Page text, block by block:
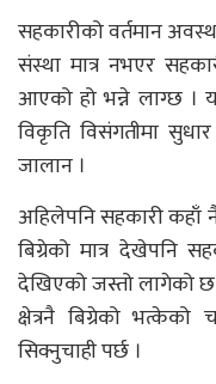
सहकारीको वर्तमान
संस्था मात्र नभएर
आएको हो भन्ने लाग्छ ।
विकृति विसंगतीमा
जालान ।
अहिलेपनि सहकारी
बिग्रेको मात्र देखेपनि
देखिएको जस्तो लागेको
क्षेत्रनै बिग्रेको
सिक्नुचाही पर्छ ।